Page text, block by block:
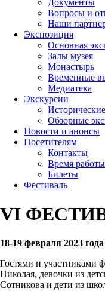
Вопросы и
Наши
Экспозиция
Основная
Залы музея
Монастырь
Временные
Медиатека
Экскурсии
Обзорные
Новости и анонсы
Посетителям
Контакты
Время работы
Билеты
Фестиваль
VI
18-19 февраля 2023
Гостями и участниками
Николая, девочки из
Сотникова и дети из